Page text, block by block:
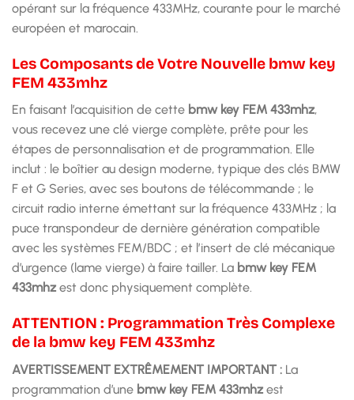
opérant sur la fréquence 433MHz, courante pour le marché
européen et marocain.
Les Composants de Votre Nouvelle bmw key
FEM 433mhz
En faisant l’acquisition de cette bmw key FEM 433mhz,
vous recevez une clé vierge complète, prête pour les
étapes de personnalisation et de programmation. Elle
inclut : le boîtier au design moderne, typique des clés BMW
F et G Series, avec ses boutons de télécommande ; le
circuit radio interne émettant sur la fréquence 433MHz ; la
puce transpondeur de dernière génération compatible
avec les systèmes FEM/BDC ; et l’insert de clé mécanique
d’urgence (lame vierge) à faire tailler. La bmw key FEM
433mhz est donc physiquement complète.
ATTENTION : Programmation Très Complexe
de la bmw key FEM 433mhz
AVERTISSEMENT EXTRÊMEMENT IMPORTANT : La
programmation d’une bmw key FEM 433mhz est